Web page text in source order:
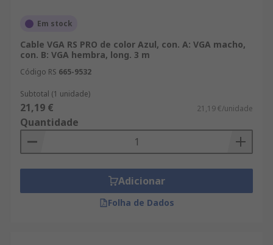
Em stock
Cable VGA RS PRO de color Azul, con. A: VGA macho,
con. B: VGA hembra, long. 3 m
Código RS 665-9532
Subtotal (1 unidade)
21,19 € 21,19 €/unidade
Quantidade
Adicionar
Folha de Dados